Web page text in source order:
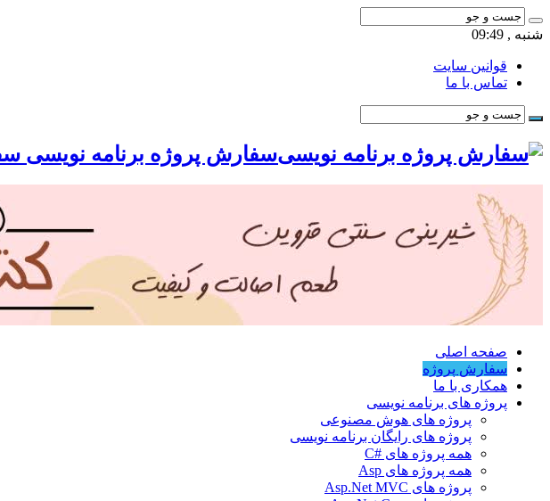
شنبه , 09:49
قوانین سایت
تماس با ما
سفارش پروژه برنامه نویسی
صفحه اصلی
سفارش پروژه
همکاری با ما
پروژه های برنامه نویسی
پروژه های هوش مصنوعی
پروژه های رایگان برنامه نویسی
همه پروژه های #C
همه پروژه های Asp
پروژه های Asp.Net MVC